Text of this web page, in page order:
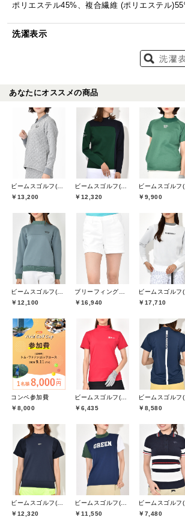
ポリエステル45%、複合繊維 (ポリエステル
洗濯表示
あなたにオススメの商品
￥13,200
￥12,320
￥9,900
￥12,100
￥16,940
￥17,710
コンペ参加費
￥8,000
￥6,435
￥8,580
￥12,320
￥11,550
￥7,480